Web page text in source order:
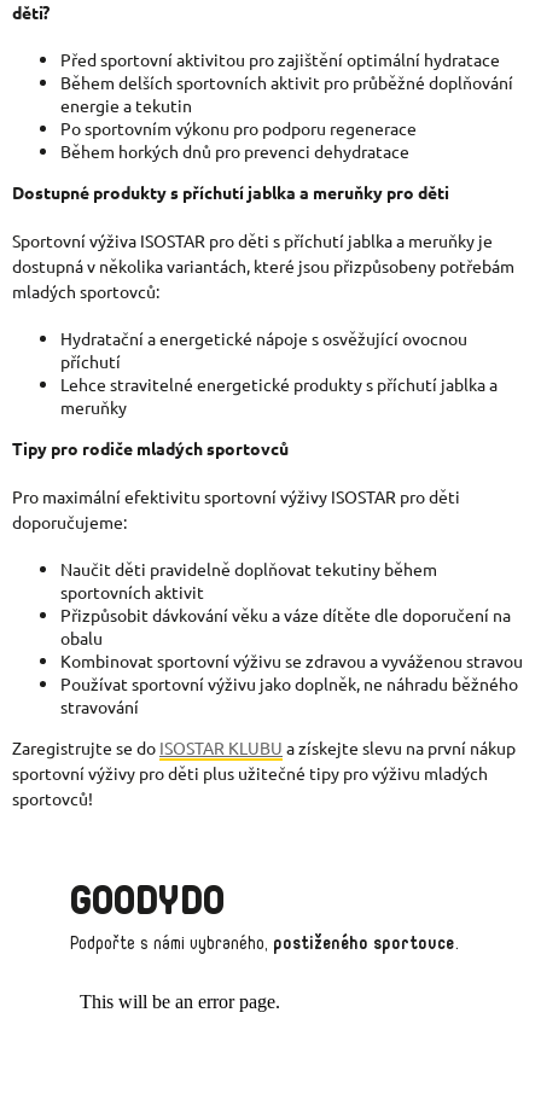
děti?
Před sportovní aktivitou pro zajištění optimální hydratace
Během delších sportovních aktivit pro průběžné doplňování
energie a tekutin
Po sportovním výkonu pro podporu regenerace
Během horkých dnů pro prevenci dehydratace
Dostupné produkty s příchutí jablka a meruňky pro děti
Sportovní výživa ISOSTAR pro děti s příchutí jablka a meruňky je
dostupná v několika variantách, které jsou přizpůsobeny potřebám
mladých sportovců:
Hydratační a energetické nápoje s osvěžující ovocnou
příchutí
Lehce stravitelné energetické produkty s příchutí jablka a
meruňky
Tipy pro rodiče mladých sportovců
Pro maximální efektivitu sportovní výživy ISOSTAR pro děti
doporučujeme:
Naučit děti pravidelně doplňovat tekutiny během
sportovních aktivit
Přizpůsobit dávkování věku a váze dítěte dle doporučení na
obalu
Kombinovat sportovní výživu se zdravou a vyváženou stravou
Používat sportovní výživu jako doplněk, ne náhradu běžného
stravování
Zaregistrujte se do ISOSTAR KLUBU a získejte slevu na první nákup
sportovní výživy pro děti plus užitečné tipy pro výživu mladých
sportovců!
GOODYDO
Podpořte s námi vybraného, postiženého sportovce.